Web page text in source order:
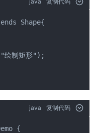
Shape{
制矩形");
java 复制代码
{